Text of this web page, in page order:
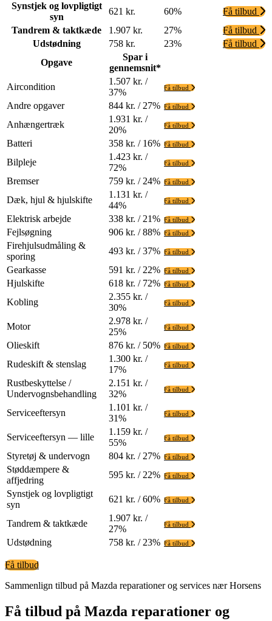
Synstjek og lovpligtigt
syn
621 kr. 60%
Få tilbud
Tandrem & taktkæde
1.907 kr. 27%
Få tilbud
Udstødning
758 kr. 23%
Få tilbud
Opgave
Spar i
gennemsnit*
Aircondition
1.507 kr. /
37%
Få tilbud
Andre opgaver 844 kr. / 27% Få tilbud
Anhængertræk
1.931 kr. /
20%
Få tilbud
Batteri 358 kr. / 16% Få tilbud
Bilpleje
1.423 kr. /
72%
Få tilbud
Bremser 759 kr. / 24% Få tilbud
Dæk, hjul & hjulskifte
1.131 kr. /
44%
Få tilbud
Elektrisk arbejde 338 kr. / 21% Få tilbud
Fejlsøgning 906 kr. / 88% Få tilbud
Firehjulsudmåling &
sporing
493 kr. / 37% Få tilbud
Gearkasse 591 kr. / 22% Få tilbud
Hjulskifte 618 kr. / 72% Få tilbud
Kobling
2.355 kr. /
30%
Få tilbud
Motor
2.978 kr. /
25%
Få tilbud
Olieskift 876 kr. / 50% Få tilbud
Rudeskift & stenslag
1.300 kr. /
17%
Få tilbud
Rustbeskyttelse /
Undervognsbehandling
2.151 kr. /
32%
Få tilbud
Serviceeftersyn
1.101 kr. /
31%
Få tilbud
Serviceeftersyn — lille
1.159 kr. /
55%
Få tilbud
Styretøj & undervogn 804 kr. / 27% Få tilbud
Støddæmpere &
affjedring
595 kr. / 22% Få tilbud
Synstjek og lovpligtigt
syn
621 kr. / 60% Få tilbud
Tandrem & taktkæde
1.907 kr. /
27%
Få tilbud
Udstødning 758 kr. / 23% Få tilbud
Få tilbud
Sammenlign tilbud på Mazda reparationer og services nær Horsens
Få tilbud på Mazda reparationer og